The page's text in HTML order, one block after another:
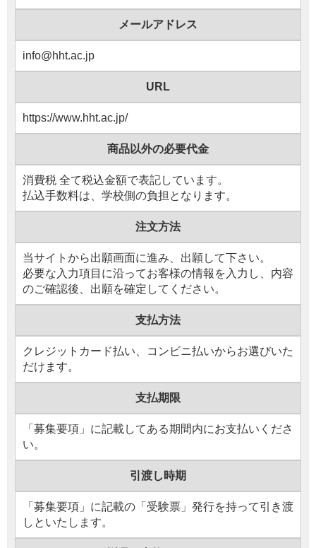
メールアドレス
info@hht.ac.jp
URL
https://www.hht.ac.jp/
商品以外の必要代金
消費税 全て税込金額で表記しています。
払込手数料は、学校側の負担となります。
注文方法
当サイトから出願画面に進み、出願して下さい。
必要な入力項目に沿ってお客様の情報を入力し、内容
のご確認後、出願を確定してください。
支払方法
クレジットカード払い、コンビニ払いからお選びいた
だけます。
支払期限
「募集要項」に記載してある期間内にお支払いくださ
い。
引渡し 時期
「募集要項」に記載の「受験票」発行を持って引き渡
しといたします。